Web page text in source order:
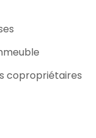
copropriétaires